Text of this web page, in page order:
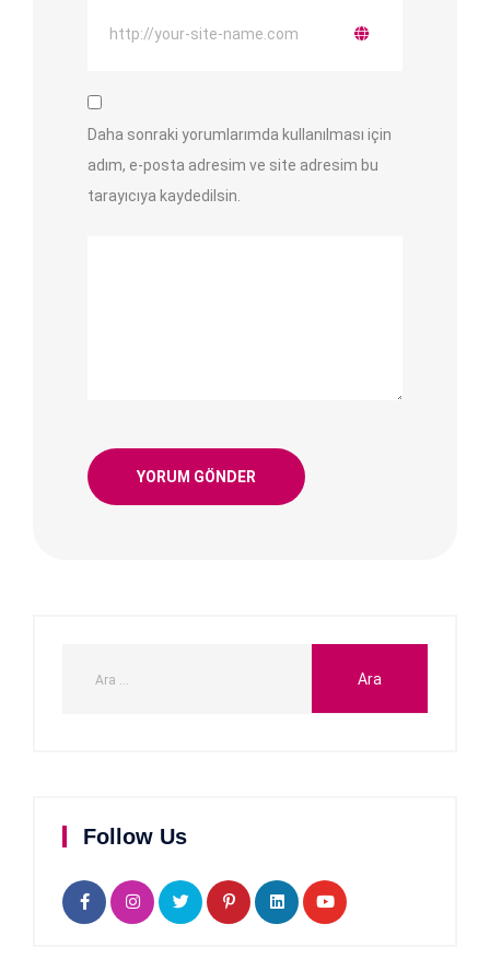
Daha sonraki yorumlarımda kullanılması için
adım, e-posta adresim ve site adresim bu
tarayıcıya kaydedilsin.
Follow Us